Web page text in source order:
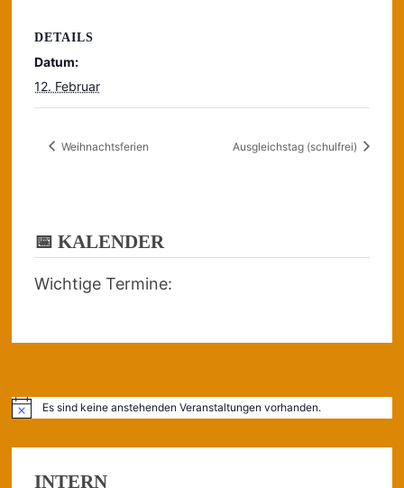
DETAILS
Datum:
12. Februar
Weihnachtsferien Ausgleichstag (schulfrei)
📅 KALENDER
Wichtige Termine:
HinweisEs sind keine anstehenden Veranstaltungen vorhanden.
INTERN